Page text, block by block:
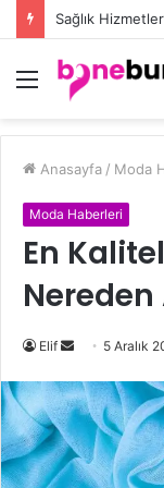
Düğün Eşarp
Menü
Anasayfa / Moda
Moda Haberleri
En
Nereden
Elif
r
-
p
5 Aralık